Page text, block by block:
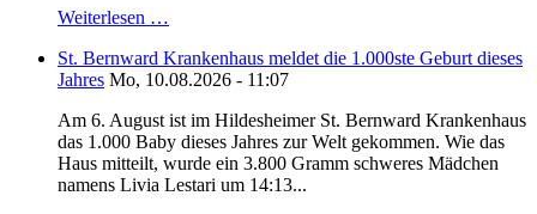
Weiterlesen …
St. Bernward Krankenhaus meldet die 1.000ste Geburt dieses
Jahres Mo, 10.08.2026 - 11:07
Am 6. August ist im Hildesheimer St. Bernward Krankenhaus
das 1.000 Baby dieses Jahres zur Welt gekommen. Wie das
Haus mitteilt, wurde ein 3.800 Gramm schweres Mädchen
namens Livia Lestari um 14:13...